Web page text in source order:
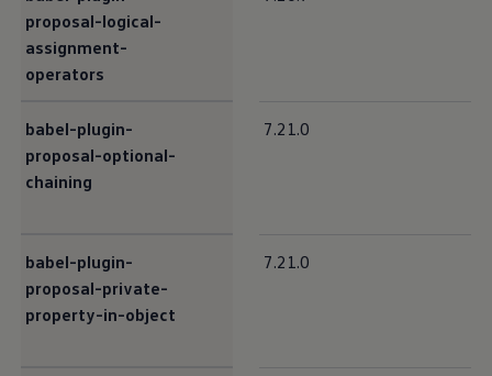
proposal-logical-
assignment-
operators
babel-plugin-
proposal-optional-
chaining
7.21.0
babel-plugin-
proposal-private-
property-in-object
7.21.0